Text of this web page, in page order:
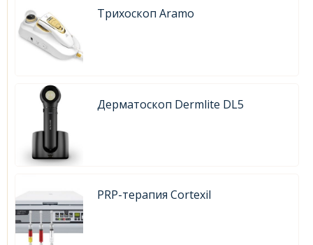
Трихоскоп Aramo
Дерматоскоп Dermlite DL5
PRP-терапия Cortexil